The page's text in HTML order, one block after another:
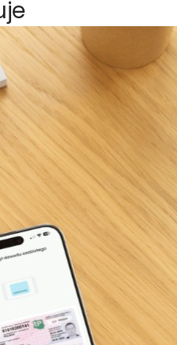
się na
843